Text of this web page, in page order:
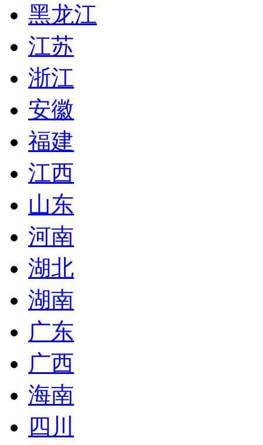
黑龙江
江苏
浙江
安徽
福建
江西
山东
河南
湖北
湖南
广东
广西
海南
四川